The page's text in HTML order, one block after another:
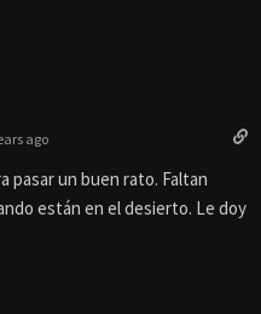
ago
pasar un buen rato. Faltan
están en el desierto. Le doy